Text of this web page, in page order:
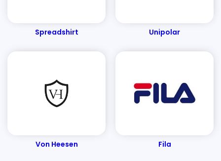
Spreadshirt Unipolar
Von Heesen Fila